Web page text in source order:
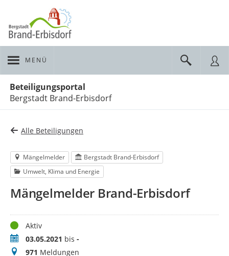
MENÜ
Beteiligungsportal
Bergstadt Brand-Erbisdorf
Alle Beteiligungen
Mängelmelder
Bergstadt Brand-Erbisdorf
Umwelt, Klima und Energie
Mängelmelder Brand-Erbisdorf
StatusAktiv
Zeitraum03.05.2021 bis -
Meldungen
971 Meldungen